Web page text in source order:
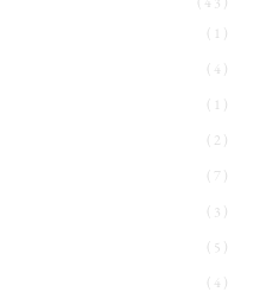
(43)
(4)
(2)
(7)
(3)
(5)
(4)